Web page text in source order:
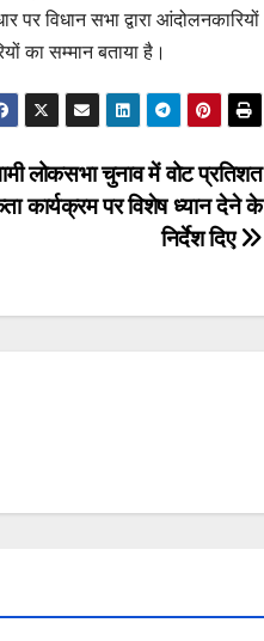
विधान सभा द्वारा आंदोलनकारियों
का सम्मान बताया है।
लोकसभा चुनाव में वोट प्रतिशत
कार्यक्रम पर विशेष ध्यान देने के
निर्देश दिए